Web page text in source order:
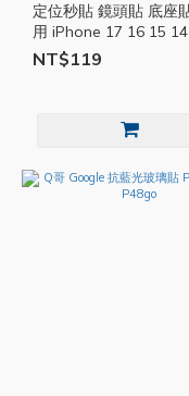
定位秒貼 鏡頭貼 底座
用 iPhone 17 16 15
12 Pro 鏡頭 保護貼
LEN001ap
NT$119